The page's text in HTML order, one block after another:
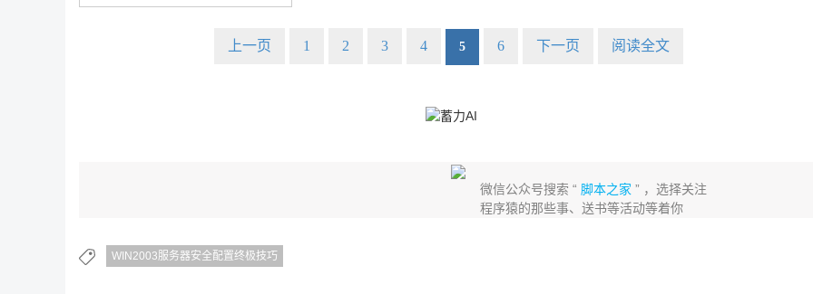
上一页 1 2 3 4 5 6 下一页 阅读全文
微信公众号搜索 “ 脚本之家 ” ，选择关注
程序猿的那些事、送书等活动等着你
WIN2003服务器安全配置终极技巧